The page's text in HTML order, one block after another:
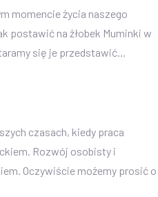
momencie życia naszego
postawić na żłobek Muminki w
się je przedstawić...
czasach, kiedy praca
Rozwój osobisty i
Oczywiście możemy prosić o